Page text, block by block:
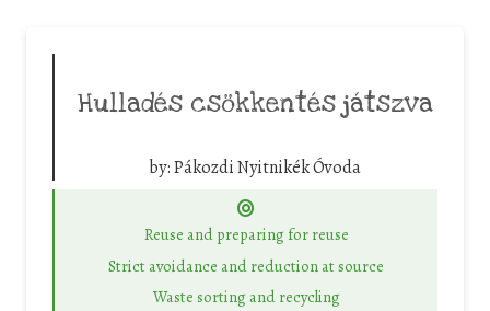
Hulladés csökkentés játszva
by:Pákozdi Nyitnikék Óvoda
Reuse and preparing for reuse
Strict avoidance and reduction at source
Waste sorting and recycling